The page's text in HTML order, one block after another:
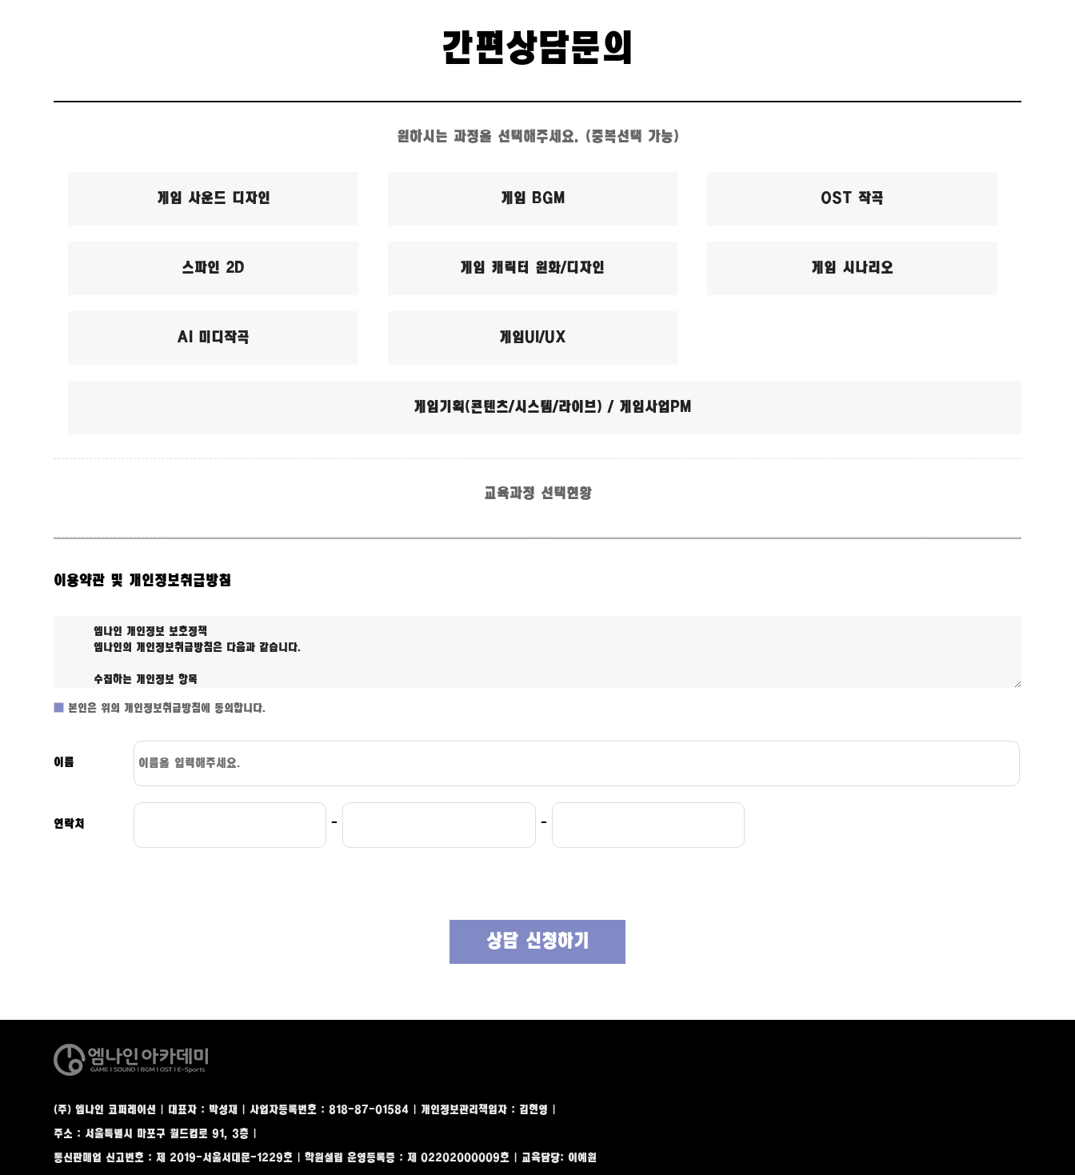
간편상담문의
원하시는 과정을 선택해주세요. (중복선택 가능)
게임 사운드 디자인 게임 BGM OST 작곡
스파인 2D 게임 캐릭터 원화/디자인 게임 시나리오
AI 미디작곡 게임UI/UX
게임기획(콘텐츠/시스템/라이브) / 게임사업PM
교육과정 선택현황
이용약관 및 개인정보취급방침
본인은 위의 개인정보취급방침에 동의합니다.
이름
연락처 - -
상담 신청하기
(주) 엠나인 코퍼레이션 | 대표자 : 박성재 | 사업자등록번호 : 818-87-01584 | 개인정보관리책임자 : 김현영 |
주소 : 서울특별시 마포구 월드컵로 91, 3층 |
통신판매업 신고번호 : 제 2019-서울서대문-1229호 | 학원설립 운영등록증 : 제 02202000009호 | 교육담당: 이예원